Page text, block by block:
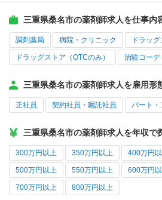
三重県桑名市の薬剤師求人を仕事内
調剤薬局 病院・クリニック ドラッ
ドラッグストア（OTCのみ） 治験コーデ
三重県桑名市の薬剤師求人を雇用形
正社員 契約社員・嘱託社員 パート・
三重県桑名市の薬剤師求人を年収で
300万円以上 350万円以上 400万円
500万円以上 550万円以上 600万円
700万円以上 800万円以上